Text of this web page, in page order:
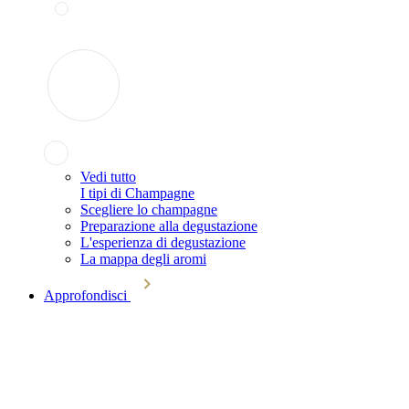
Vedi tutto
I tipi di Champagne
Scegliere lo champagne
Preparazione alla degustazione
L'esperienza di degustazione
La mappa degli aromi
Approfondisci